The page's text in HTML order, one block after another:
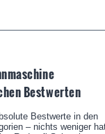
Bestwerten
Bestwerte in den
– nichts weniger